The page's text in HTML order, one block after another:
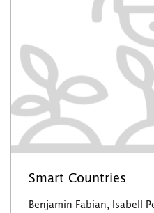
Smart Countries
Benjamin Fabian, Isabell